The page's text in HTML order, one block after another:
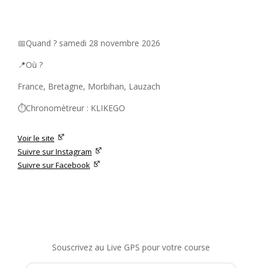
📅Quand ? samedi 28 novembre 2026
📍Où ?
France, Bretagne, Morbihan, Lauzach
⏱️Chronomètreur : KLIKEGO
Voir le site
Suivre sur Instagram
Suivre sur Facebook
Souscrivez au Live GPS pour votre course